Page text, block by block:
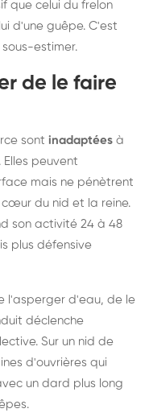
que celui du frelon
d'une guêpe. C'est
estimer.
de le faire
sont inadaptées à
peuvent
mais ne pénètrent
du nid et la reine.
son activité 24 à 48
plus défensive
l'asperger d'eau, de le
déclenche
Sur un nid de
d'ouvrières qui
un dard plus long